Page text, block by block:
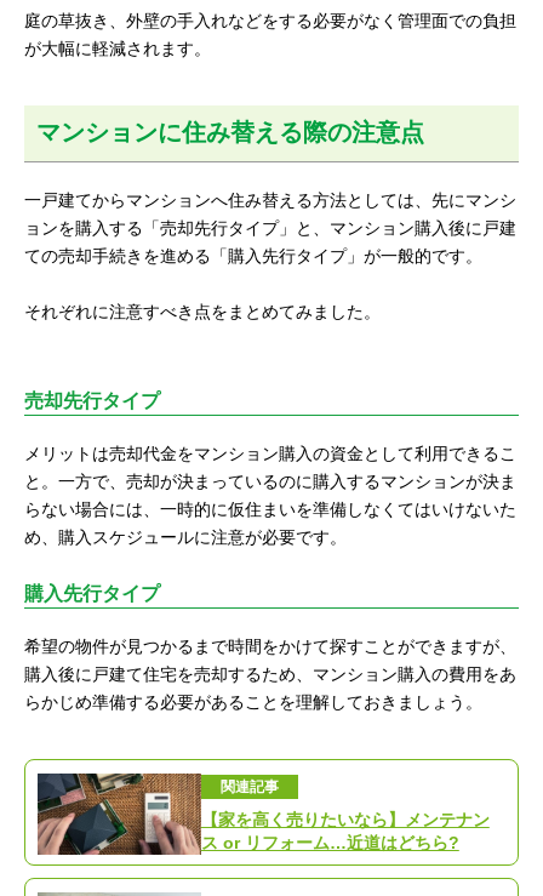
庭の草抜き、外壁の手入れなどをする必要がなく管理面での負担
が大幅に軽減されます。
マンションに住み替える際の注意点
一戸建てからマンションへ住み替える方法としては、先にマンシ
ョンを購入する「売却先行タイプ」と、マンション購入後に戸建
ての売却手続きを進める「購入先行タイプ」が一般的です。
それぞれに注意すべき点をまとめてみました。
売却先行タイプ
メリットは売却代金をマンション購入の資金として利用できるこ
と。一方で、売却が決まっているのに購入するマンションが決ま
らない場合には、一時的に仮住まいを準備しなくてはいけないた
め、購入スケジュールに注意が必要です。
購入先行タイプ
希望の物件が見つかるまで時間をかけて探すことができますが、
購入後に戸建て住宅を売却するため、マンション購入の費用をあ
らかじめ準備する必要があることを理解しておきましょう。
関連記事
【家を高く売りたいなら】メンテナン
ス or リフォーム…近道はどちら?